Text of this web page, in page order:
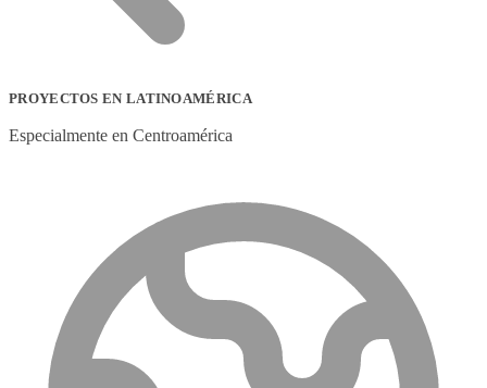
PROYECTOS EN LATINOAMÉRICA
Especialmente en Centroamérica